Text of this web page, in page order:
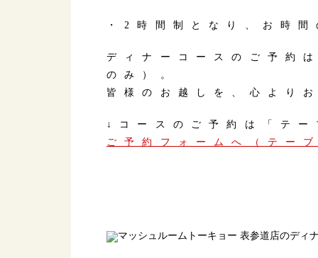
・2時間制となり、お時
ディナーコースのご予約
のみ）。
皆様のお越しを、心より
↓コースのご予約は「テ
ご予約フォームへ（テー